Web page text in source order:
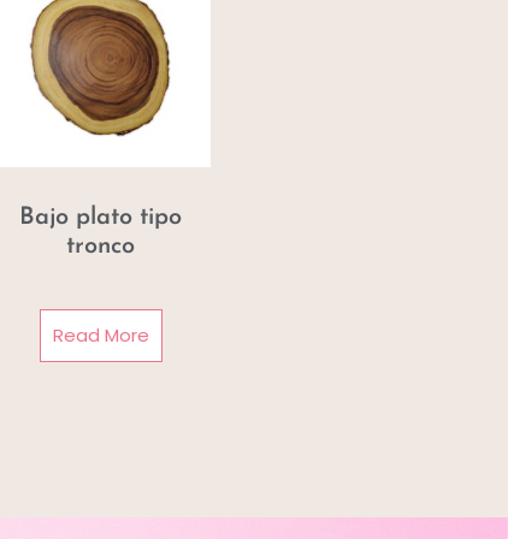
Bajo plato tipo
tronco
Read More